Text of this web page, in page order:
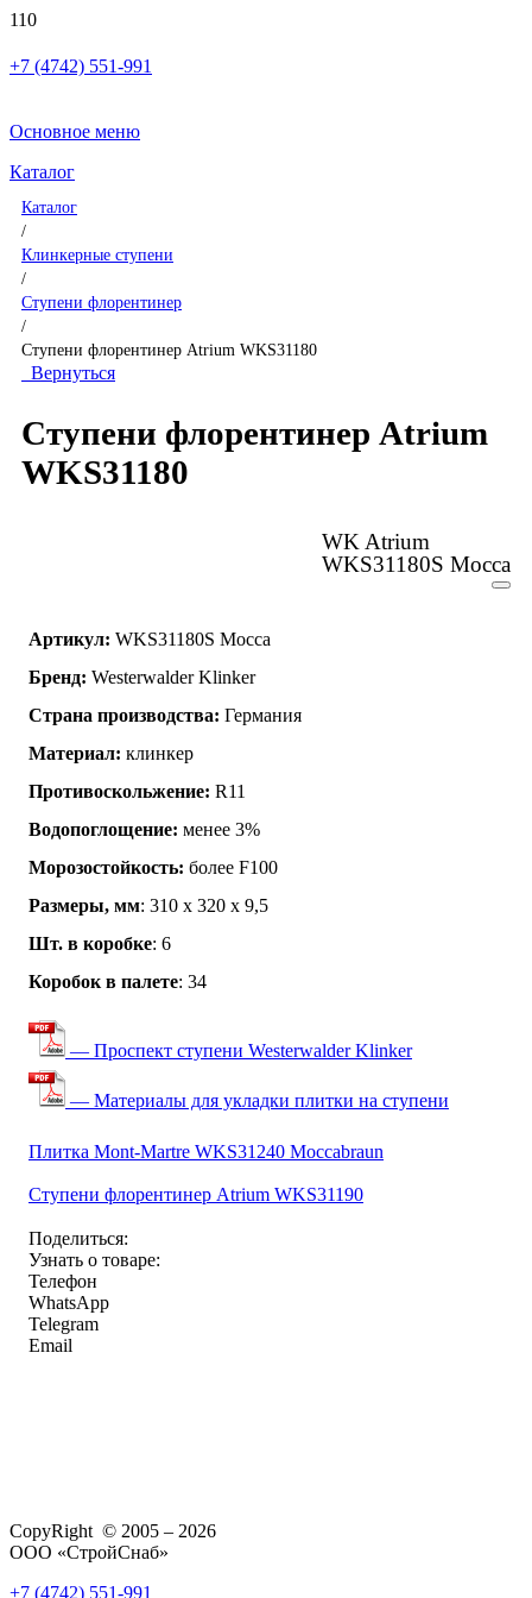
+7 (4742) 551-991
Основное меню
Каталог
Каталог
/
Клинкерные ступени
/
Ступени флорентинер
/
Ступени флорентинер Atrium WKS31180
Вернуться
Ступени флорентинер Atrium
WKS31180
WK Atrium
WKS31180S Mocca
Артикул: WKS31180S Mocca
Бренд: Westerwalder Klinker
Страна производства: Германия
Материал: клинкер
Противоскольжение: R11
Водопоглощение: менее 3%
Морозостойкость: более F100
Размеры, мм: 310 x 320 x 9,5
Шт. в коробке: 6
Коробок в палете: 34
— Проспект ступени Westerwalder Klinker
— Материалы для укладки плитки на ступени
Плитка Mont-Martre WKS31240 Moccabraun
Ступени флорентинер Atrium WKS31190
Поделиться:
Узнать о товаре:
Телефон
WhatsApp
Telegram
Email
CopyRight © 2005 – 2026
ООО «СтройСнаб»
+7 (4742) 551-991